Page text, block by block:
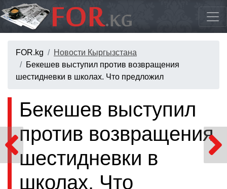
FOR.kg
Новости Кыргызстана
Бекешев выступил против возвращения
шестидневки в школах. Что предложил
Бекешев выступил
против возвращения
шестидневки в
школах. Что